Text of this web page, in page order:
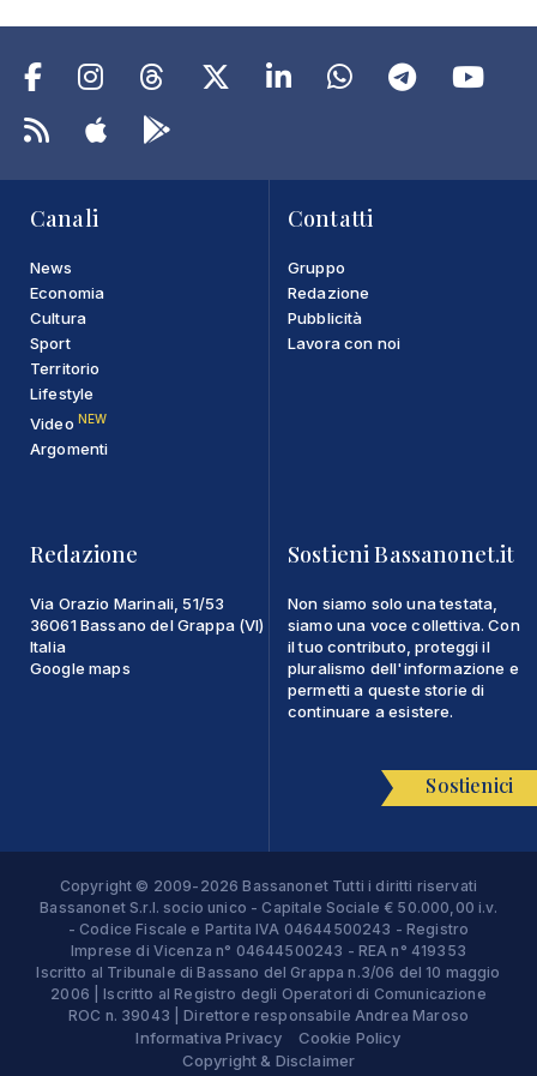
Canali
News
Economia
Cultura
Sport
Territorio
Lifestyle
Video NEW
Argomenti
Contatti
Gruppo
Redazione
Pubblicità
Lavora con noi
Redazione
Via Orazio Marinali, 51/53
36061 Bassano del Grappa (VI)
Italia
Google maps
Sostieni Bassanonet.it
Non siamo solo una testata,
siamo una voce collettiva. Con
il tuo contributo, proteggi il
pluralismo dell'informazione e
permetti a queste storie di
continuare a esistere.
Sostienici
Copyright © 2009-2026 Bassanonet Tutti i diritti riservati
Bassanonet S.r.l. socio unico - Capitale Sociale € 50.000,00 i.v.
- Codice Fiscale e Partita IVA 04644500243 - Registro
Imprese di Vicenza n° 04644500243 - REA n° 419353
Iscritto al Tribunale di Bassano del Grappa n.3/06 del 10 maggio
2006 | Iscritto al Registro degli Operatori di Comunicazione
ROC n. 39043 | Direttore responsabile Andrea Maroso
Informativa Privacy
Cookie Policy
Copyright & Disclaimer